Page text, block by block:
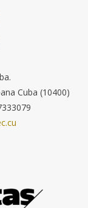
Cuba (10400)